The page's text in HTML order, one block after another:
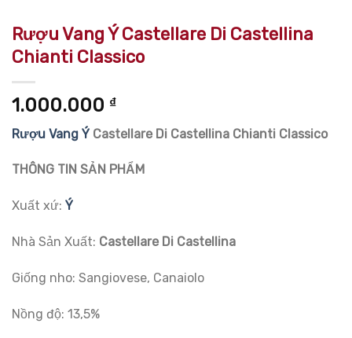
Rượu Vang Ý Castellare Di Castellina
Chianti Classico
1.000.000 ₫
Rượu Vang Ý Castellare Di Castellina Chianti Classico
THÔNG TIN SẢN PHẨM
Xuất xứ: Ý
Nhà Sản Xuất: Castellare Di Castellina
Giống nho: Sangiovese, Canaiolo
Nồng độ: 13,5%